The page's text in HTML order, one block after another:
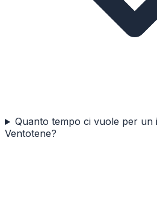
Quanto tempo ci vuole per un
Ventotene?